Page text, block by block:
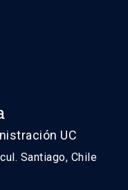
UC
Santiago, Chile